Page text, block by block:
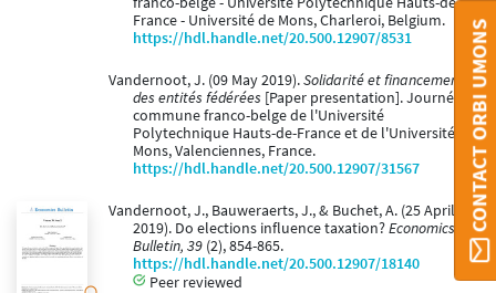
France - Université de Mons, Charleroi, Belgium.
https://hdl.handle.net/20.500.12907/8531
Vandernoot, J. (09 May 2019).Solidarité et financement
des entités fédérées [Paper presentation]. Journée
commune franco-belge de l'Université
Polytechnique Hauts-de-France et de l'Université de
Mons, Valenciennes, France.
https://hdl.handle.net/20.500.12907/31567
Vandernoot, J., Bauweraerts, J., & Buchet, A. (25 April
2019). Do elections influence taxation?Economics
Bulletin, 39 (2), 854-865.
https://hdl.handle.net/20.500.12907/18140
Peer reviewed
CONTACT ORBI UMONS